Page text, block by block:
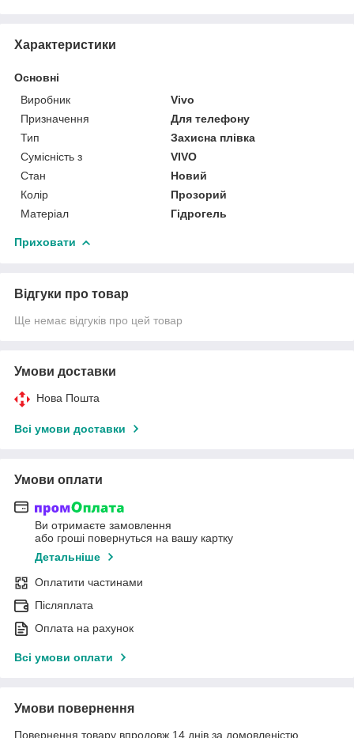
Характеристики
Основні
Виробник
Vivo
Призначення
Для телефону
Тип
Захисна плівка
Сумісність з
VIVO
Стан
Новий
Колір
Прозорий
Матеріал
Гідрогель
Приховати
Відгуки про товар
Ще немає відгуків про цей товар
Умови доставки
Нова Пошта
Всі умови доставки
Умови оплати
Ви отримаєте замовлення
або гроші повернуться на вашу картку
Детальніше
Оплатити частинами
Післяплата
Оплата на рахунок
Всі умови оплати
Умови повернення
Повернення товару впродовж 14 днів за домовленістю